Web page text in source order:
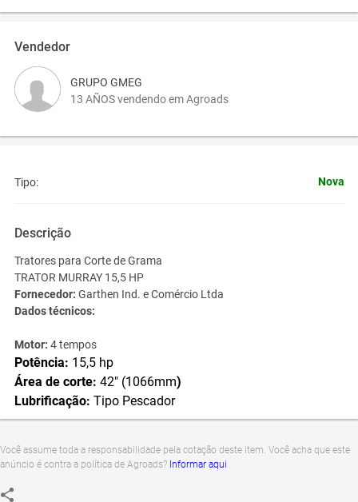
Vendedor
GRUPO GMEG
13 AÑOS vendendo em Agroads
Tipo: Nova
Descrição
Tratores para Corte de Grama
TRATOR MURRAY 15,5 HP
Fornecedor: Garthen Ind. e Comércio Ltda
Dados técnicos:
Motor: 4 tempos
Potência: 15,5 hp
Área de corte: 42" (1066mm)
Lubrificação: Tipo Pescador
Você assume toda a responsabilidade pela cotação deste item. Você acha que este
anúncio é contra a política de Agroads? Informar aqui